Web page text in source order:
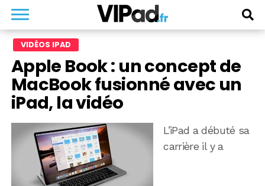
VIDÉOS IPAD
Apple Book : un concept de
MacBook fusionné avec un
iPad, la vidéo
L’iPad a débuté sa
carrière il y a